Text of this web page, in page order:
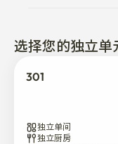
周围有很多饭店、便
虽然没有床，但必要
选择您的独立单
301
独立单间
独立厨房